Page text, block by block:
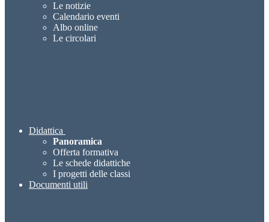
Le notizie
Calendario eventi
Albo online
Le circolari
Didattica
Panoramica
Offerta formativa
Le schede didattiche
I progetti delle classi
Documenti utili